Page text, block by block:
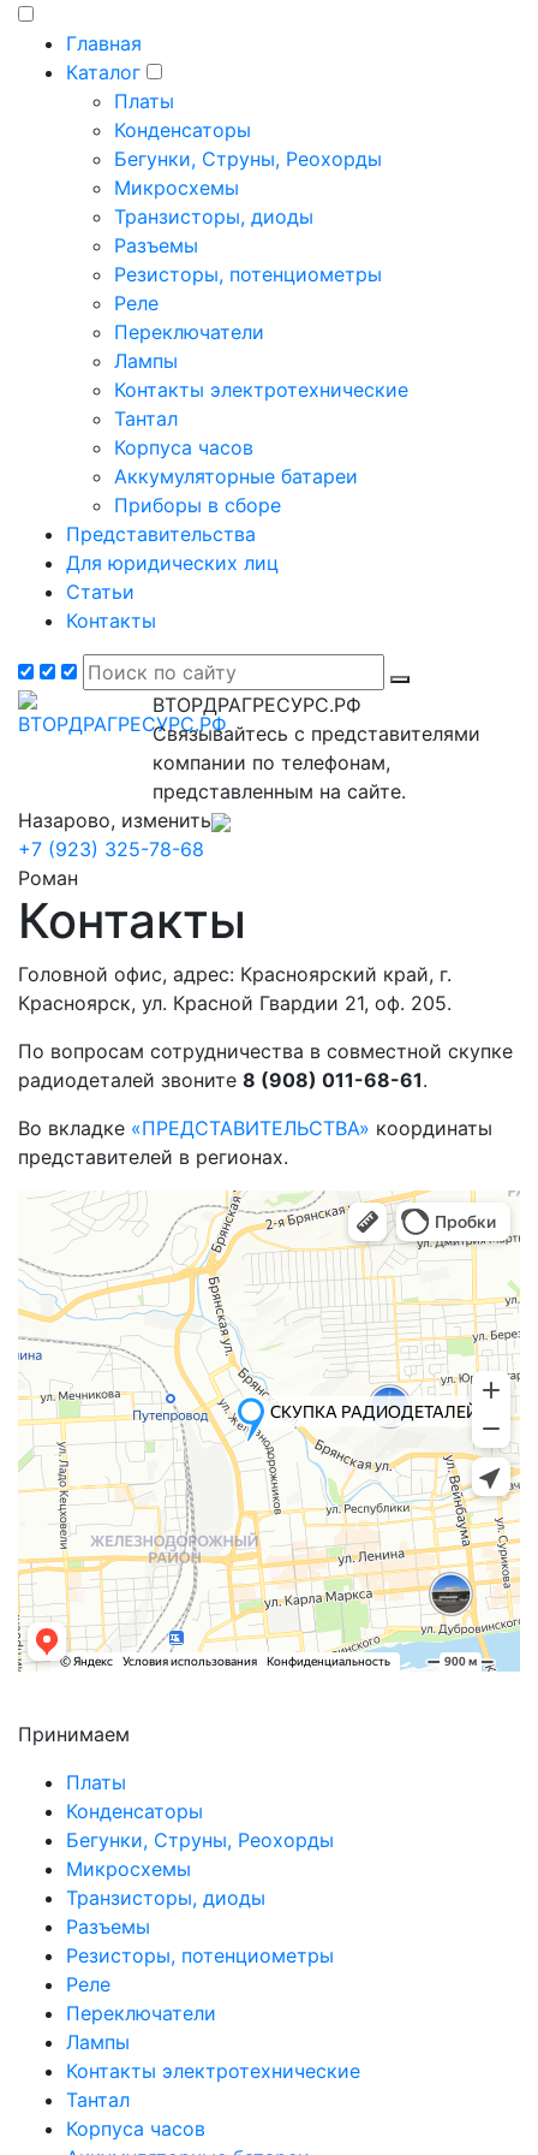
Главная
Каталог
Платы
Конденсаторы
Бегунки, Струны, Реохорды
Микросхемы
Транзисторы, диоды
Разъемы
Резисторы, потенциометры
Реле
Переключатели
Лампы
Контакты электротехнические
Тантал
Корпуса часов
Аккумуляторные батареи
Приборы в сборе
Представительства
Для юридических лиц
Статьи
Контакты
ВТОРДРАГРЕСУРС.РФ
Связывайтесь с представителями
компании по телефонам,
представленным на сайте.
Назарово, изменить
+7 (923) 325-78-68
Роман
Контакты
Головной офис, адрес: Красноярский край, г.
Красноярск, ул. Красной Гвардии 21, оф. 205.
По вопросам сотрудничества в совместной скупке
радиодеталей звоните 8 (908) 011-68-61.
Во вкладке «ПРЕДСТАВИТЕЛЬСТВА» координаты
представителей в регионах.
Принимаем
Платы
Конденсаторы
Бегунки, Струны, Реохорды
Микросхемы
Транзисторы, диоды
Разъемы
Резисторы, потенциометры
Реле
Переключатели
Лампы
Контакты электротехнические
Тантал
Корпуса часов